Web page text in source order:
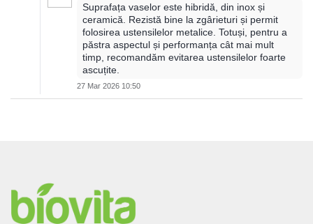
Suprafața vaselor este hibridă, din inox și
ceramică. Rezistă bine la zgârieturi și permit
folosirea ustensilelor metalice. Totuși, pentru a
păstra aspectul și performanța cât mai mult
timp, recomandăm evitarea ustensilelor foarte
ascuțite.
27 Mar 2026 10:50